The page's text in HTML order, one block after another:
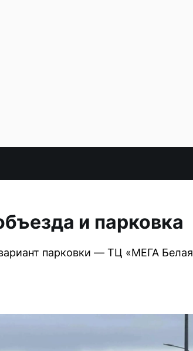
и парковка
парковки — ТЦ «МЕГА Белая